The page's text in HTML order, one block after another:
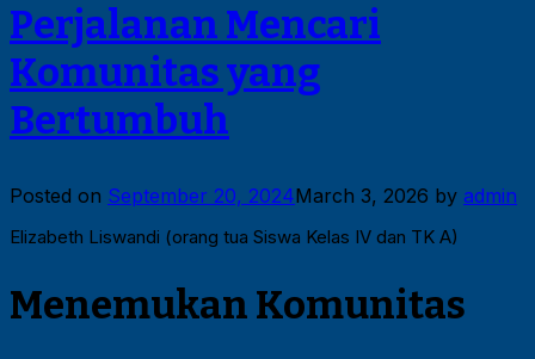
Perjalanan Mencari
Komunitas yang
Bertumbuh
Posted on September 20, 2024March 3, 2026 by admin
Elizabeth Liswandi (orang tua Siswa Kelas IV dan TK A)
Menemukan Komunitas